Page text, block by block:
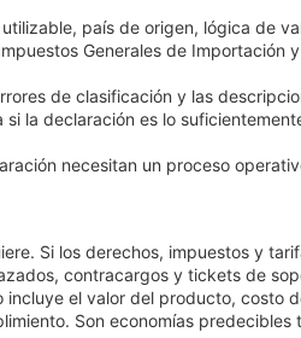
país de origen, lógica de
Generales de Importación
de clasificación y las
la declaración es lo
necesitan un proceso
Si los derechos, impuestos y
contracargos y tickets de
el valor del producto, costo
Son economías predecibles